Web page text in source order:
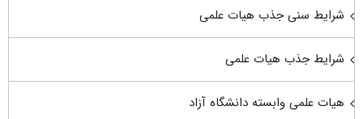
شرایط سنی جذب هیات علمی
شرایط جذب هیات علمی
هیات علمی وابسته دانشگاه آزاد